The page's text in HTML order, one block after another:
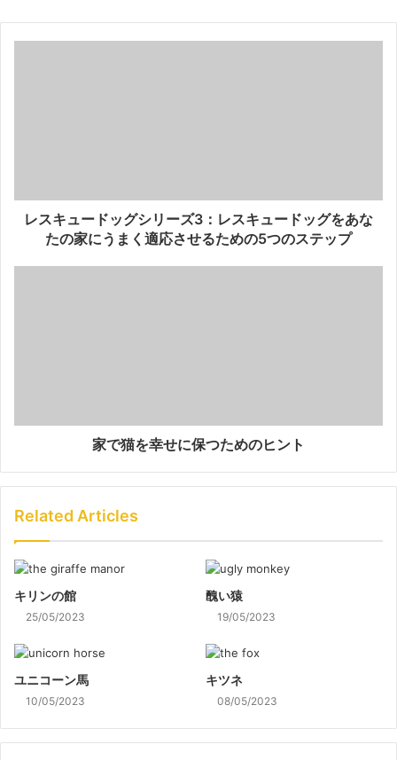
レスキュードッグシリーズ3：レスキュードッグをあな
たの家にうまく適応させるための5つのステップ
家で猫を幸せに保つためのヒント
Related Articles
キリンの館
25/05/2023
醜い猿
19/05/2023
ユニコーン馬
10/05/2023
キツネ
08/05/2023